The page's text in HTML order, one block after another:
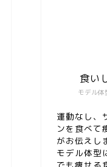
モデル体
食い
運動なし、
ンを食べて
がお伝えし
モデル体型